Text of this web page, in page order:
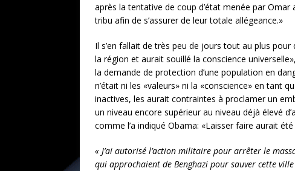
après la tentative de coup d’état menée par
tribu afin de s’assurer de leur totale allégeance.»
Il s’en fallait de très peu de jours tout au plus
la région et aurait souillé la conscience
la demande de protection d’une population en
n’était ni les «valeurs» ni la «conscience» en tant
inactives, les aurait contraintes à proclamer un
un niveau encore supérieur au niveau déjà élevé
comme l’a indiqué Obama: «Laisser faire aurait
« J’ai autorisé l’action militaire pour arrêter le
qui approchaient de Benghazi pour sauver cette